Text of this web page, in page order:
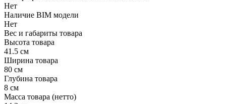
Нет
Наличие BIM модели
Нет
Вес и габариты товара
Высота товара
41.5 см
Ширина товара
80 см
Глубина товара
8 см
Масса товара (нетто)